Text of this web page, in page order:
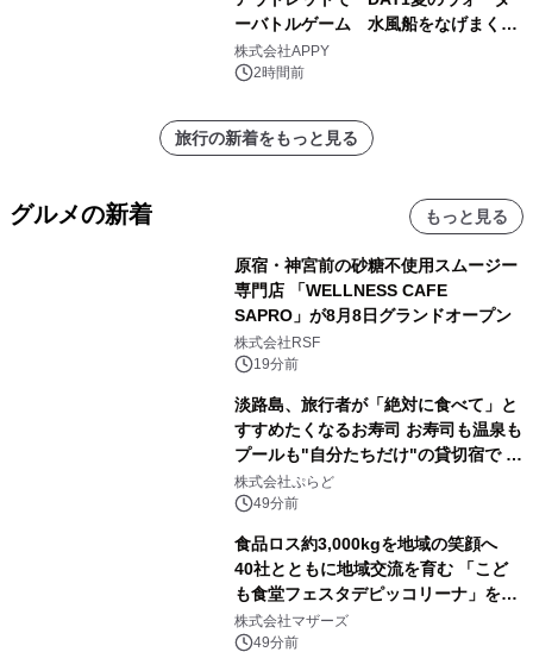
ーバトルゲーム 水風船をなげまくろ
う！」を開催
株式会社APPY
2時間前
旅行の新着をもっと見る
グルメの新着 もっと見る
原宿・神宮前の砂糖不使用スムージー
専門店 「WELLNESS CAFE
SAPRO」が8月8日グランドオープン
株式会社RSF
19分前
淡路島、旅行者が「絶対に食べて」と
すすめたくなるお寿司 お寿司も温泉も
プールも"自分たちだけ"の貸切宿で 1
日1組限定「岩屋温泉 絵島別庭 海と
森」の握り寿司プラン
株式会社ぷらど
49分前
食品ロス約3,000kgを地域の笑顔へ
40社とともに地域交流を育む 「こど
も食堂フェスタデピッコリーナ」を9
月5日(土)開催
株式会社マザーズ
49分前